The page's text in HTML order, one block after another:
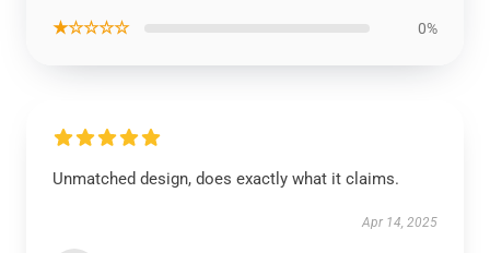
★☆☆☆☆ 0%
Unmatched design, does exactly what it claims.
Apr 14, 2025